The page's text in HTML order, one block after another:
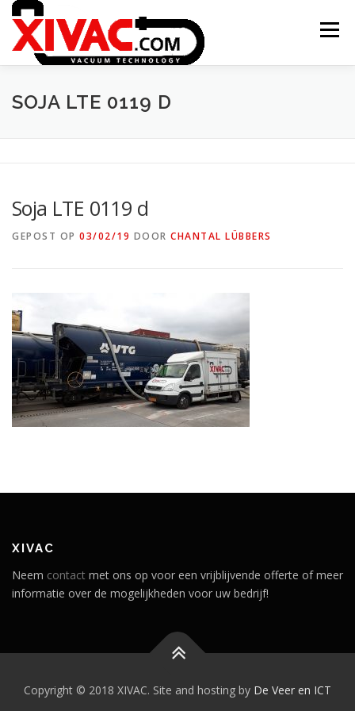
Naar
inhoud
springen
Menu
ONTSTAAN XIVAC CONCEPTEN
XITRAC INTERGROUP
SOJA LTE 0119 D
Soja LTE 0119 d
GEPOST OP 03/02/19 DOOR CHANTAL LÜBBERS
XIVAC
Neem contact met ons op voor een vrijblijvende offerte of meer
informatie over de mogelijkheden voor uw bedrijf!
Copyright © 2018 XIVAC. Site and hosting by De Veer en ICT